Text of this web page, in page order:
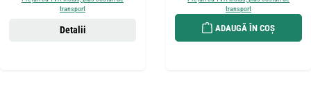
transport
Detalii
transport
ADAUGĂ ÎN COȘ